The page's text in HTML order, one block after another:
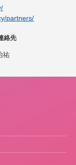
partners/
絡先
祐